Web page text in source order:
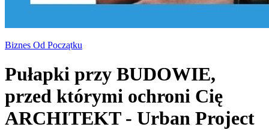
Biznes Od Początku
Pułapki przy BUDOWIE,
przed którymi ochroni Cię
ARCHITEKT - Urban Project